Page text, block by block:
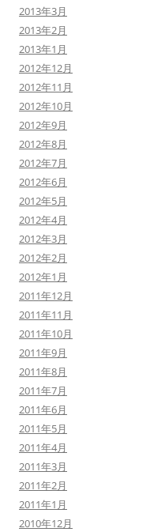
2013年3月
2013年2月
2013年1月
2012年12月
2012年11月
2012年10月
2012年9月
2012年8月
2012年7月
2012年6月
2012年5月
2012年4月
2012年3月
2012年2月
2012年1月
2011年12月
2011年11月
2011年10月
2011年9月
2011年8月
2011年7月
2011年6月
2011年5月
2011年4月
2011年3月
2011年2月
2011年1月
2010年12月